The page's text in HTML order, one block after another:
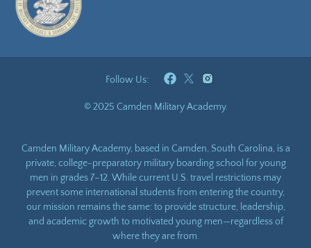
Follow Us:
© 2025 Camden Military Academy.
Camden Military Academy, based in Camden, South Carolina, is a
private, college-preparatory military boarding school for young
men in grades 7–12. While current U.S. travel restrictions may
prevent some international students from entering the country,
our mission remains the same: to provide structure, leadership,
and academic growth to motivated young men—regardless of
where they are from.